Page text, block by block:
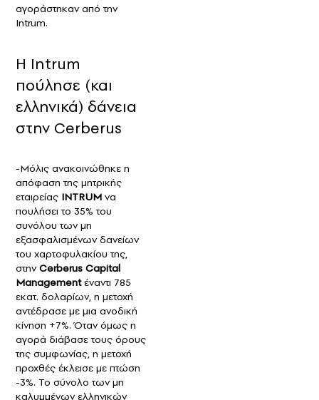
αγοράστηκαν από την
Intrum.
Η Intrum
πούλησε (και
ελληνικά) δάνεια
στην Cerberus
-Μόλις ανακοινώθηκε η
απόφαση της μητρικής
εταιρείας INTRUM να
πουλήσει το 35% του
συνόλου των μη
εξασφαλισμένων δανείων
του χαρτοφυλακίου της,
στηνCerberus Capital
Managementέναντι 785
εκατ. δολαρίων, η μετοχή
αντέδρασε με μια ανοδική
κίνηση +7%. Όταν όμως η
αγορά διάβασε τους όρους
της συμφωνίας, η μετοχή
προχθές έκλεισε με πτώση
-3%. Το σύνολο των μη
καλυμμένων ελληνικών